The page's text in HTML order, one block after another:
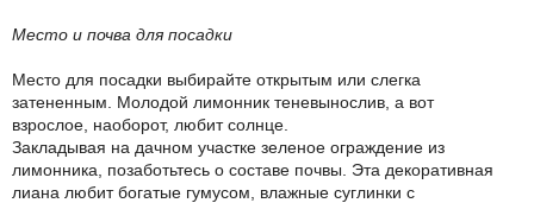
Место и почва для посадки
Место для посадки выбирайте открытым или слегка
затененным. Молодой лимонник теневынослив, а вот
взрослое, наоборот, любит солнце.
Закладывая на дачном участке зеленое ограждение из
лимонника, позаботьтесь о составе почвы. Эта декоративная
лиана любит богатые гумусом, влажные суглинки с